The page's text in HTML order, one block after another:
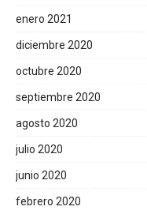
enero 2021
diciembre 2020
octubre 2020
septiembre 2020
agosto 2020
julio 2020
junio 2020
febrero 2020